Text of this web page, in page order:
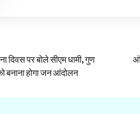
दिवस पर बोले सीएम धामी, गुण
बनाना होगा जन आंदोलन